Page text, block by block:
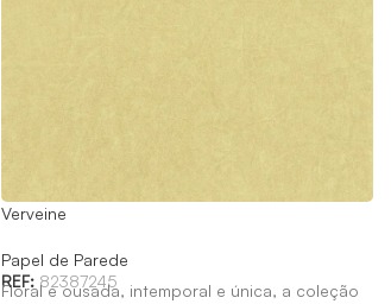
Verveine
Papel de Parede
REF: 82387245
Floral e ousada, intemporal e única, a coleção